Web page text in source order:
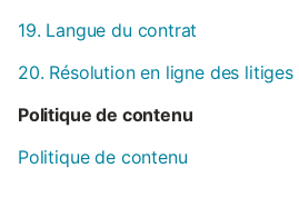
19. Langue du contrat
20. Résolution en ligne des litiges
Politique de contenu
Politique de contenu